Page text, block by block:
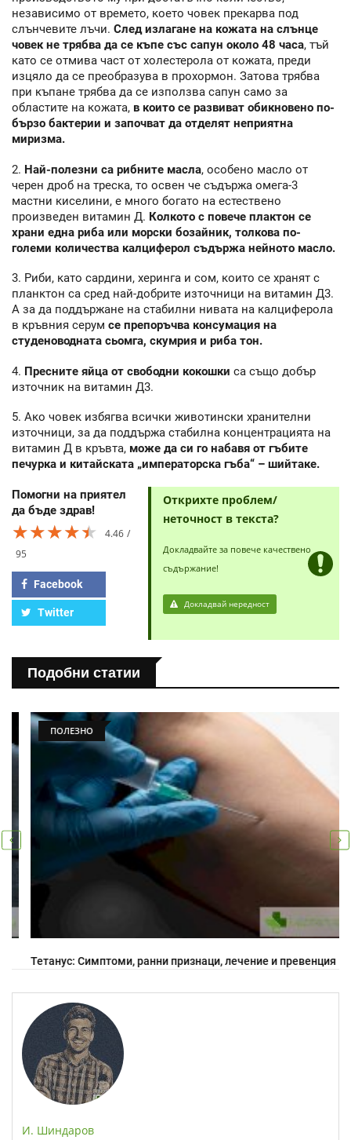
независимо от времето, което човек прекарва под
слънчевите лъчи. След излагане на кожата на слънце
човек не трябва да се къпе със сапун около 48 часа, тъй
като се отмива част от холестерола от кожата, преди
изцяло да се преобразува в прохормон. Затова трябва
при къпане трябва да се използва сапун само за
областите на кожата, в които се развиват обикновено по-
бързо бактерии и започват да отделят неприятна
миризма.
2. Най-полезни са рибните масла, особено масло от
черен дроб на треска, то освен че съдържа омега-3
мастни киселини, е много богато на естествено
произведен витамин Д. Колкото с повече плактон се
храни една риба или морски бозайник, толкова по-
големи количества калциферол съдържа нейното масло.
3. Риби, като сардини, херинга и сом, които се хранят с
планктон са сред най-добрите източници на витамин Д3.
А за да поддържане на стабилни нивата на калциферола
в кръвния серум се препоръчва консумация на
студеноводната сьомга, скумрия и риба тон.
4. Пресните яйца от свободни кокошки са също добър
източник на витамин Д3.
5. Ако човек избягва всички животински хранителни
източници, за да поддържа стабилна концентрацията на
витамин Д в кръвта, може да си го набавя от гъбите
печурка и китайската „императорска гъба“ – шийтаке.
Помогни на приятел
да бъде здрав!
★★★★★
★★★★★
★★★★★
4.46
95
Facebook
Twitter
Открихте проблем/
неточност в текста?
Докладвайте за повече качествено
съдържание!
Докладвай нередност
Подобни статии
ПОЛЕЗНО
Тетанус: Симптоми, ранни признаци, лечение и превенция
И. Шиндаров